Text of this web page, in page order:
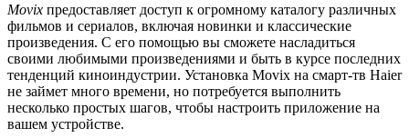
Movix предоставляет доступ к огромному каталогу различных
фильмов и сериалов, включая новинки и классические
произведения. С его помощью вы сможете насладиться
своими любимыми произведениями и быть в курсе последних
тенденций киноиндустрии. Установка Movix на смарт-тв Haier
не займет много времени, но потребуется выполнить
несколько простых шагов, чтобы настроить приложение на
вашем устройстве.